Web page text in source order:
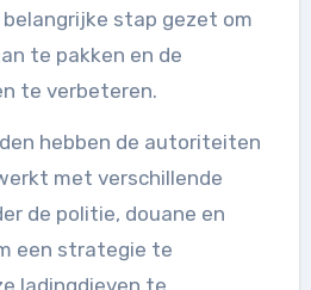
stap gezet om
te pakken en de
te verbeteren.
hebben de autoriteiten
met verschillende
de politie, douane en
een strategie te
ladingdieven te